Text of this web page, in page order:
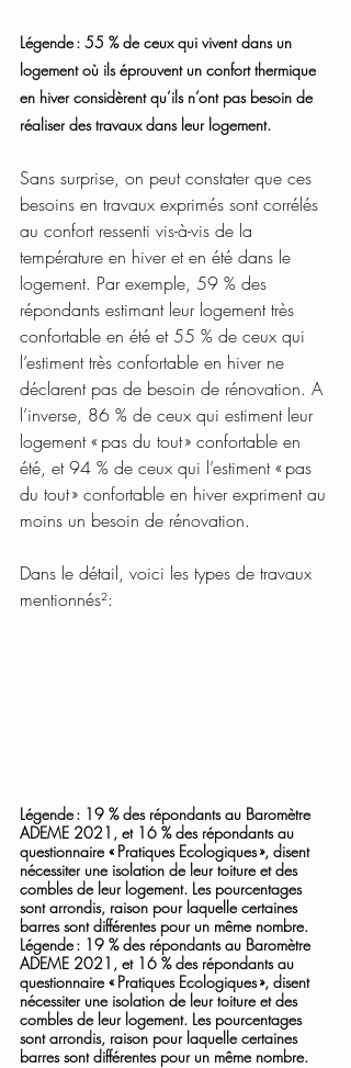
Légende : 55 % de ceux qui vivent dans un
logement où ils éprouvent un confort thermique
en hiver considèrent qu’ils n’ont pas besoin de
réaliser des travaux dans leur logement.
Sans surprise, on peut constater que ces
besoins en travaux exprimés sont corrélés
au confort ressenti vis-à-vis de la
température en hiver et en été dans le
logement. Par exemple, 59 % des
répondants estimant leur logement très
confortable en été et 55 % de ceux qui
l’estiment très confortable en hiver ne
déclarent pas de besoin de rénovation. A
l’inverse, 86 % de ceux qui estiment leur
logement « pas du tout » confortable en
été, et 94 % de ceux qui l’estiment « pas
du tout » confortable en hiver expriment au
moins un besoin de rénovation.
Dans le détail, voici les types de travaux
mentionnés²:
Légende : 19 % des répondants au Baromètre
ADEME 2021, et 16 % des répondants au
questionnaire « Pratiques Ecologiques », disent
nécessiter une isolation de leur toiture et des
combles de leur logement. Les pourcentages
sont arrondis, raison pour laquelle certaines
barres sont différentes pour un même nombre.
Légende : 19 % des répondants au Baromètre
ADEME 2021, et 16 % des répondants au
questionnaire « Pratiques Ecologiques », disent
nécessiter une isolation de leur toiture et des
combles de leur logement. Les pourcentages
sont arrondis, raison pour laquelle certaines
barres sont différentes pour un même nombre.